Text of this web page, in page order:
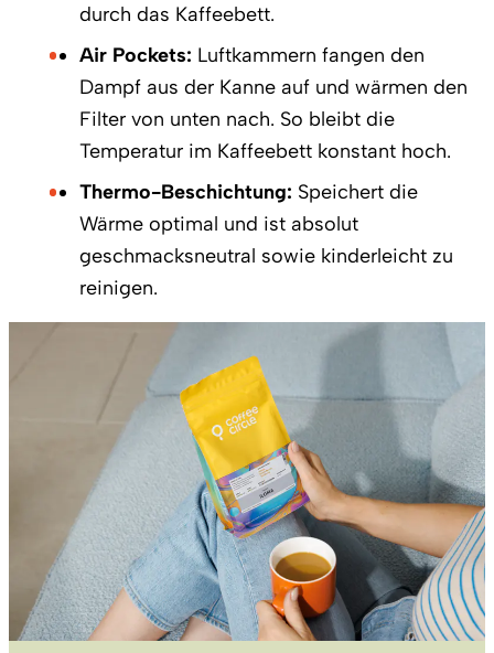
durch das Kaffeebett.
Air Pockets: Luftkammern fangen den
Dampf aus der Kanne auf und wärmen den
Filter von unten nach. So bleibt die
Temperatur im Kaffeebett konstant hoch.
Thermo-Beschichtung: Speichert die
Wärme optimal und ist absolut
geschmacksneutral sowie kinderleicht zu
reinigen.